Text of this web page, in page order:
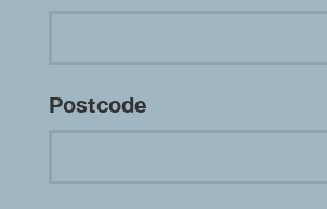
Postcode